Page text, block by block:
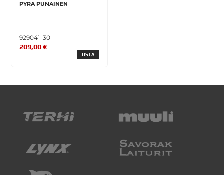
PYRA PUNAINEN
929041_30
209,00 €
OSTA